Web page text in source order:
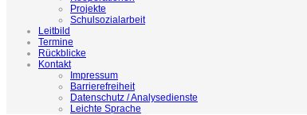
Projekte
Schulsozialarbeit
Leitbild
Termine
Rückblicke
Kontakt
Impressum
Barrierefreiheit
Datenschutz / Analysedienste
Leichte Sprache